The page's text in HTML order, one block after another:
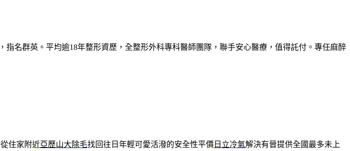
名群英。平均逾18年整形資歷，全整形外科專科醫師團隊，聯手安心醫療，值得託付。專任麻醉
住家附近亞歷山大除毛找回往日年輕可愛活潑的安全性平價 日立冷氣解決有晉提供全國最多未上